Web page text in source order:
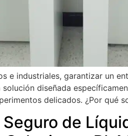
e industriales, garantizar un
diseñada
delicados. ¿Por qué
de